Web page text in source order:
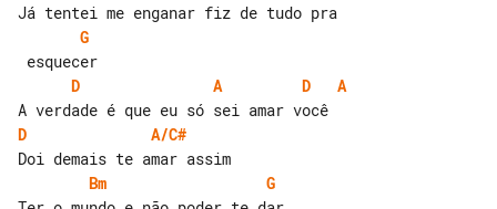
G
D
A D
A
D
A/C#
Bm
G